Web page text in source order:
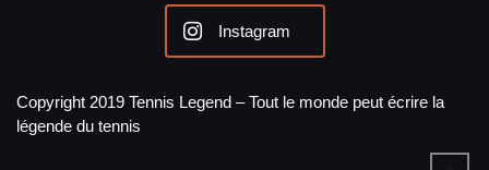
Instagram
Copyright 2019 Tennis Legend – Tout le monde peut écrire la
légende du tennis